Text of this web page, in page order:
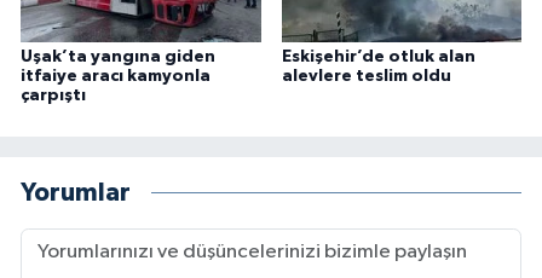
Uşak’ta yangına giden
itfaiye aracı kamyonla
çarpıştı
Eskişehir’de otluk alan
alevlere teslim oldu
Yorumlar